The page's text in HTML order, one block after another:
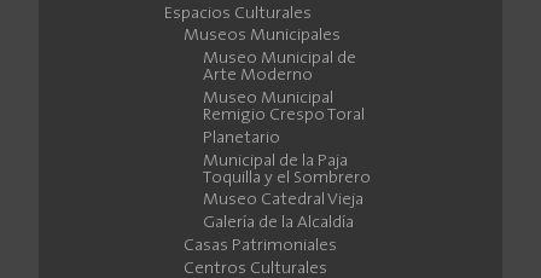
Espacios Culturales
Museos Municipales
Museo Municipal de
Arte Moderno
Museo Municipal
Remigio Crespo Toral
Planetario
Municipal de la Paja
Toquilla y el Sombrero
Museo Catedral Vieja
Galería de la Alcaldía
Casas Patrimoniales
Centros Culturales